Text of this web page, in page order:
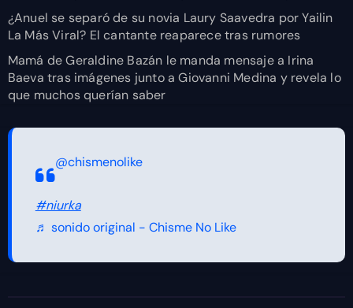
¿Anuel se separó de su novia Laury Saavedra por Yailin
La Más Viral? El cantante reaparece tras rumores
Mamá de Geraldine Bazán le manda mensaje a Irina
Baeva tras imágenes junto a Giovanni Medina y revela lo
que muchos querían saber
@chismenolike
#niurka
♬ sonido original - Chisme No Like